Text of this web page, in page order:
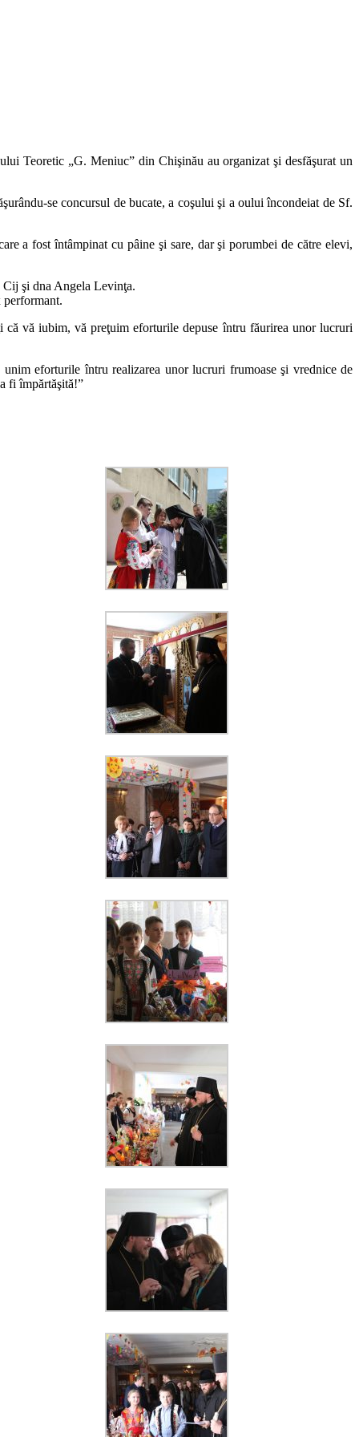
Teoretic „G. Meniuc” din Chişinău au organizat şi desfăşurat un
se concursul de bucate, a coşului şi a oului încondeiat de Sf.
a fost întâmpinat cu pâine şi sare, dar şi porumbei de către elevi,
Cij şi dna Angela Levinţa.
performant.
că vă iubim, vă preţuim eforturile depuse întru făurirea unor lucruri
eforturile întru realizarea unor lucruri frumoase şi vrednice de
fi împărtăşită!”